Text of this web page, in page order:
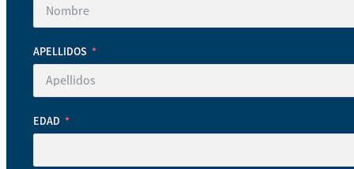
APELLIDOS
EDAD